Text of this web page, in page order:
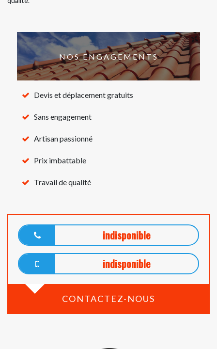
NOS ENGAGEMENTS
Devis et déplacement gratuits
Sans engagement
Artisan passionné
Prix imbattable
Travail de qualité
indisponible
indisponible
CONTACTEZ-NOUS